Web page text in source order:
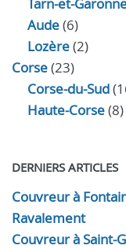
Aude(6)
Lozère(2)
Corse(23)
Corse-du-Sud
Haute-Corse(8)
DERNIERS ARTICLES
Couvreur à
Ravalement
Couvreur à Saint-